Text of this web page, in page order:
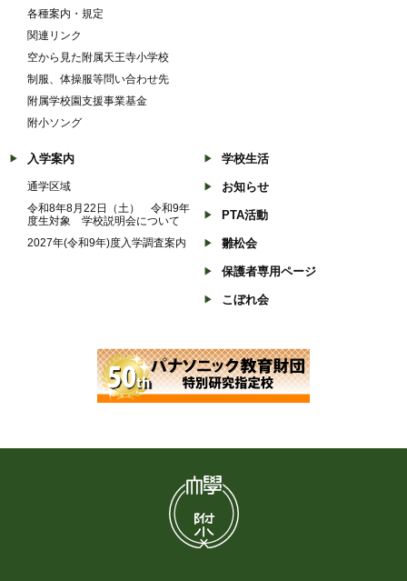
各種案内・規定
関連リンク
空から見た附属天王寺小学校
制服、体操服等問い合わせ先
附属学校園支援事業基金
附小ソング
入学案内
通学区域
令和8年8月22日（土） 令和9年
度生対象 学校説明会について
2027年(令和9年)度入学調査案内
学校生活
お知らせ
PTA活動
雛松会
保護者専用ページ
こぼれ会